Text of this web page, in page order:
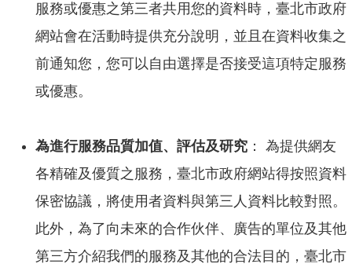
服務或優惠之第三者共用您的資料時，臺北市政府
網站會在活動時提供充分說明，並且在資料收集之
前通知您，您可以自由選擇是否接受這項特定服務
或優惠。
為進行服務品質加值、評估及研究 ： 為提供網友
各精確及優質之服務，臺北市政府網站得按照資料
保密協議，將使用者資料與第三人資料比較對照。
此外，為了向未來的合作伙伴、廣告的單位及其他
第三方介紹我們的服務及其他的合法目的，臺北市